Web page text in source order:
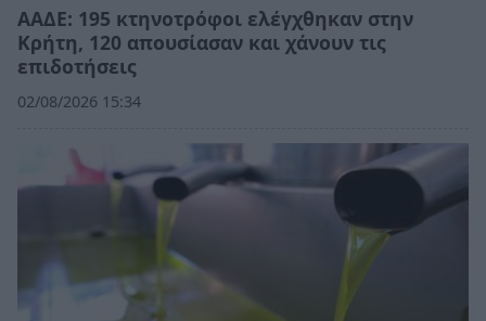
ΑΑΔΕ: 195 κτηνοτρόφοι ελέγχθηκαν στην
Κρήτη, 120 απουσίασαν και χάνουν τις
επιδοτήσεις
02/08/2026 15:34